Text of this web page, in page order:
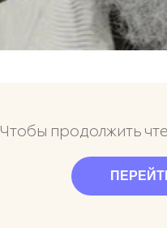
Чтобы продолжить